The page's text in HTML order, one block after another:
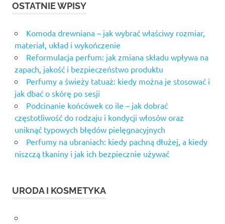
OSTATNIE WPISY
Komoda drewniana – jak wybrać właściwy rozmiar,
materiał, układ i wykończenie
Reformulacja perfum: jak zmiana składu wpływa na
zapach, jakość i bezpieczeństwo produktu
Perfumy a świeży tatuaż: kiedy można je stosować i
jak dbać o skórę po sesji
Podcinanie końcówek co ile – jak dobrać
częstotliwość do rodzaju i kondycji włosów oraz
uniknąć typowych błędów pielęgnacyjnych
Perfumy na ubraniach: kiedy pachną dłużej, a kiedy
niszczą tkaniny i jak ich bezpiecznie używać
URODA I KOSMETYKA